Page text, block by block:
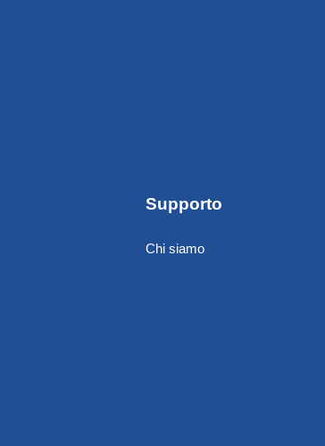
Supporto
Chi siamo